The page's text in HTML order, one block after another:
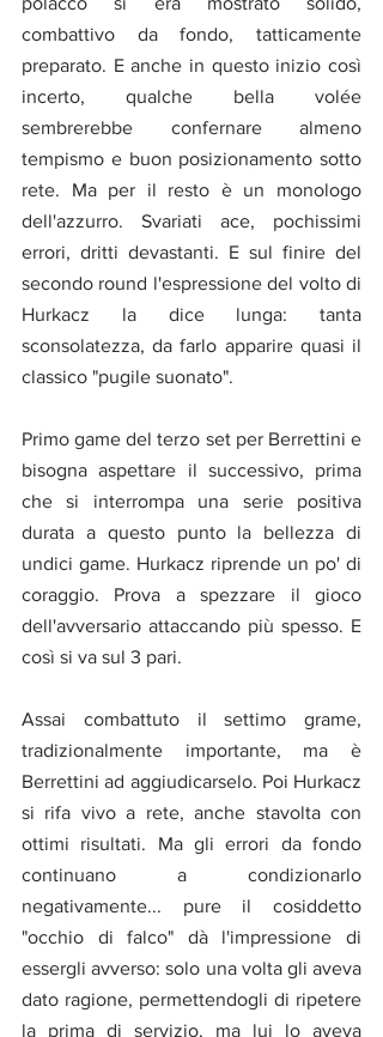
combattivo da fondo, tatticamente
preparato. E anche in questo inizio così
incerto, qualche bella volée
sembrerebbe confernare almeno
tempismo e buon posizionamento sotto
rete. Ma per il resto è un monologo
dell'azzurro. Svariati ace, pochissimi
errori, dritti devastanti. E sul finire del
secondo round l'espressione del volto di
Hurkacz la dice lunga: tanta
sconsolatezza, da farlo apparire quasi il
classico "pugile suonato".
Primo game del terzo set per Berrettini e
bisogna aspettare il successivo, prima
che si interrompa una serie positiva
durata a questo punto la bellezza di
undici game. Hurkacz riprende un po' di
coraggio. Prova a spezzare il gioco
dell'avversario attaccando più spesso. E
così si va sul 3 pari.
Assai combattuto il settimo grame,
tradizionalmente importante, ma è
Berrettini ad aggiudicarselo. Poi Hurkacz
si rifa vivo a rete, anche stavolta con
ottimi risultati. Ma gli errori da fondo
continuano a condizionarlo
negativamente... pure il cosiddetto
"occhio di falco" dà l'impressione di
essergli avverso: solo una volta gli aveva
dato ragione, permettendogli di ripetere
la prima di servizio, ma lui lo aveva